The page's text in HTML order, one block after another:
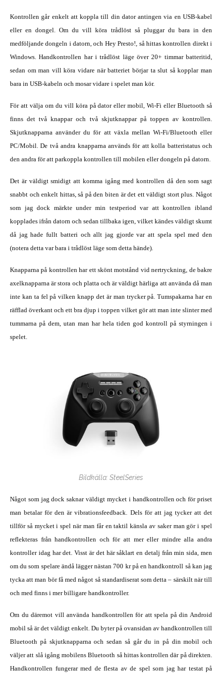
Kontrollen går enkelt att koppla till din dator antingen via en USB-kabel
eller en dongel. Om du vill köra trådlöst så pluggar du bara in den
medföljande dongeln i datorn, och Hey Presto!, så hittas kontrollen direkt i
Windows. Handkontrollen har i trådlöst läge över 20+ timmar batteritid,
sedan om man vill köra vidare när batteriet börjar ta slut så kopplar man
bara in USB-kabeln och mosar vidare i spelet man kör.
För att välja om du vill köra på dator eller mobil, Wi-Fi eller Bluetooth så
finns det två knappar och två skjutknappar på toppen av kontrollen.
Skjutknapparna använder du för att växla mellan Wi-Fi/Bluetooth eller
PC/Mobil. De två andra knapparna används för att kolla batteristatus och
den andra för att parkoppla kontrollen till mobilen eller dongeln på datorn.
Det är väldigt smidigt att komma igång med kontrollen då den som sagt
snabbt och enkelt hittas, så på den biten är det ett väldigt stort plus. Något
som jag dock märkte under min testperiod var att kontrollen ibland
kopplades ifrån datorn och sedan tillbaka igen, vilket kändes väldigt skumt
då jag hade fullt batteri och allt jag gjorde var att spela spel med den
(notera detta var bara i trådlöst läge som detta hände).
Knapparna på kontrollen har ett skönt motstånd vid nertryckning, de bakre
axelknapparna är stora och platta och är väldigt härliga att använda då man
inte kan ta fel på vilken knapp det är man trycker på. Tumspakarna har en
räfflad överkant och ett bra djup i toppen vilket gör att man inte slinter med
tummarna på dem, utan man har hela tiden god kontroll på styrningen i
spelet.
Bildkälla: SteelSeries
Något som jag dock saknar väldigt mycket i handkontrollen och för priset
man betalar för den är vibrationsfeedback. Dels för att jag tycker att det
tillför så mycket i spel när man får en taktil känsla av saker man gör i spel
reflekteras från handkontrollen och för att mer eller mindre alla andra
kontroller idag har det. Visst är det här såklart en detalj från min sida, men
om du som spelare ändå lägger nästan 700 kr på en handkontroll så kan jag
tycka att man bör få med något så standardiserat som detta – särskilt när till
och med finns i mer billigare handkontroller.
Om du däremot vill använda handkontrollen för att spela på din Android
mobil så är det väldigt enkelt. Du byter på ovansidan av handkontrollen till
Bluetooth på skjutknapparna och sedan så går du in på din mobil och
väljer att slå igång mobilens Bluetooth så hittas kontrollen där på direkten.
Handkontrollen fungerar med de flesta av de spel som jag har testat på